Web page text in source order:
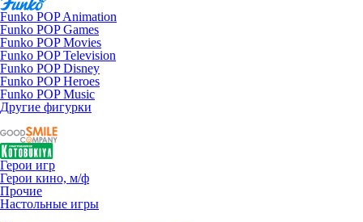
Funko POP Animation
Funko POP Games
Funko POP Movies
Funko POP Television
Funko POP Disney
Funko POP Heroes
Funko POP Music
Другие фигурки
Герои игр
Герои кино, м/ф
Прочие
Настольные игры